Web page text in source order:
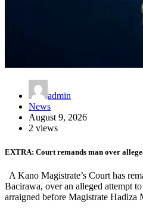
admin
News
August 9, 2026
2 views
EXTRA: Court remands man over
A Kano Magistrate’s Court has
Bacirawa, over an alleged attempt
arraigned before Magistrate